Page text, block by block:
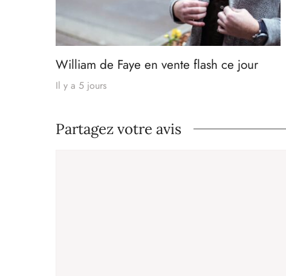
William de Faye en vente flash ce jour
Il y a 5 jours
Partagez votre avis